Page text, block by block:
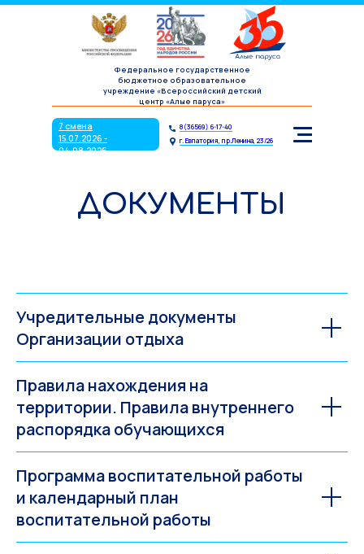
Федеральное государственное
бюджетное образовательное
учреждение «Всероссийский детский
центр «Алые паруса»
8(36569) 6-17-40
7 смена
15.07.2026 -
04.08.2026
г. Евпатория, пр.Ленина, 23/26
8(36569) 6-17-40
15.07.2026 -
г. Евпатория, пр.Ленина, 23/26
ДОКУМЕНТЫ
Учредительные документы
Организации отдыха
Правила нахождения на
территории. Правила внутреннего
распорядка обучающихся
Программа воспитательной работы
и календарный план
воспитательной работы